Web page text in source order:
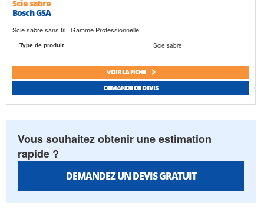
Scie sabre
Bosch GSA
Scie sabre sans fil . Gamme Professionnelle
Type de produit Scie sabre
VOIR LA FICHE
DEMANDE DE DEVIS
Vous souhaitez obtenir une estimation
rapide ?
DEMANDEZ UN DEVIS GRATUIT